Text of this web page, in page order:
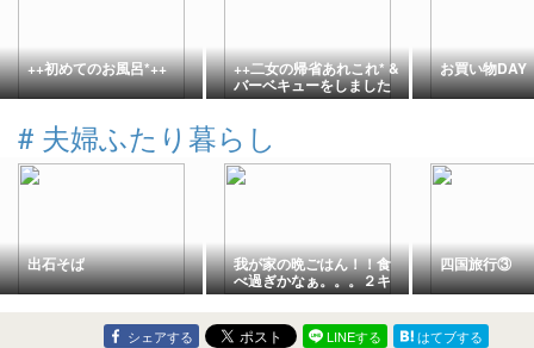
++初めてのお風呂*++ ++二女の帰省あれこれ* &
バーベキューをしました
*++
お買い物DAY
# 夫婦ふたり暮らし
出石そば 我が家の晩ごはん！！食
べ過ぎかなぁ。。。２キ
ロ増量していた事が判
明。
四国旅行③
シェアする LINEする
はてブする